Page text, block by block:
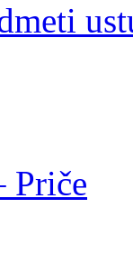
Priče